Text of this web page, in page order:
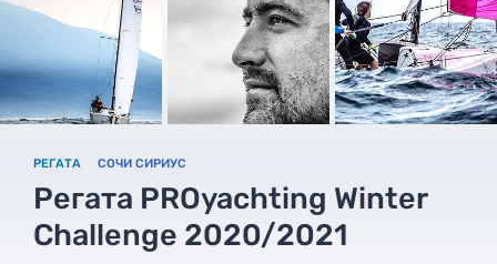
РЕГАТА СОЧИ СИРИУС
Регата PROyachting Winter
Challenge 2020/2021